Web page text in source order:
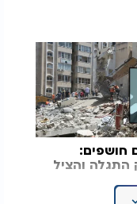
חושפים:
התגלה והציל